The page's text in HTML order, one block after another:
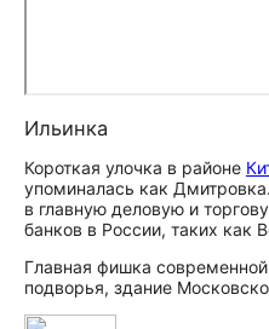
Ильинка
Короткая улочка в районе
упоминалась как
в главную деловую и
банков в России, таких как
Главная фишка
подворья, здание